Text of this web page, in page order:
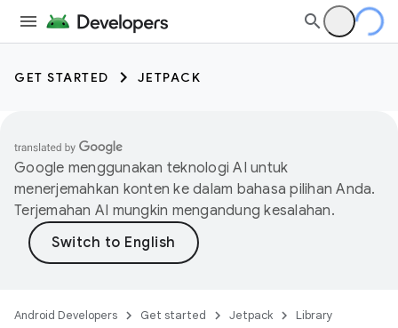
GET STARTED JETPACK
Google menggunakan teknologi AI untuk
menerjemahkan konten ke dalam bahasa pilihan Anda.
Terjemahan AI mungkin mengandung kesalahan.
Android Developers Get started Jetpack Library